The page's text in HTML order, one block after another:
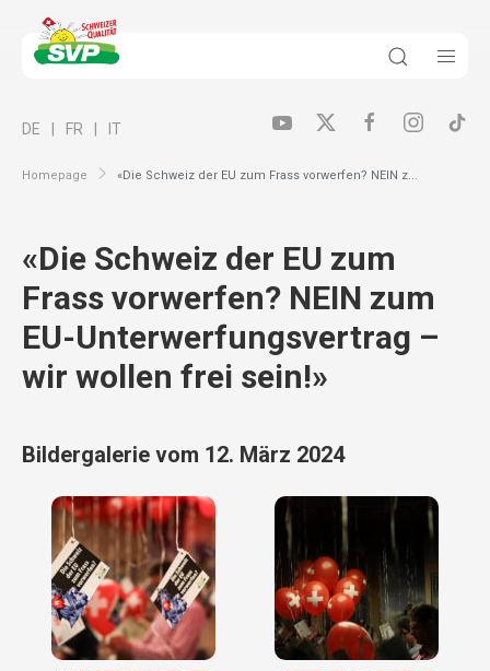
Homepage «Die Schweiz der EU zum Frass vorwerfen? NEIN z...
DE FR IT
«Die Schweiz der EU zum
Frass vorwerfen? NEIN zum
EU-Unterwerfungsvertrag –
wir wollen frei sein!»
Bildergalerie vom 12. März 2024